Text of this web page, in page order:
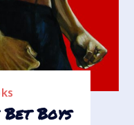
Boys